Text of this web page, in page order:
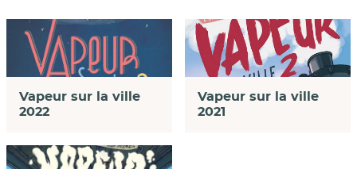
Vapeur sur la ville
2022
Vapeur sur la ville
2021